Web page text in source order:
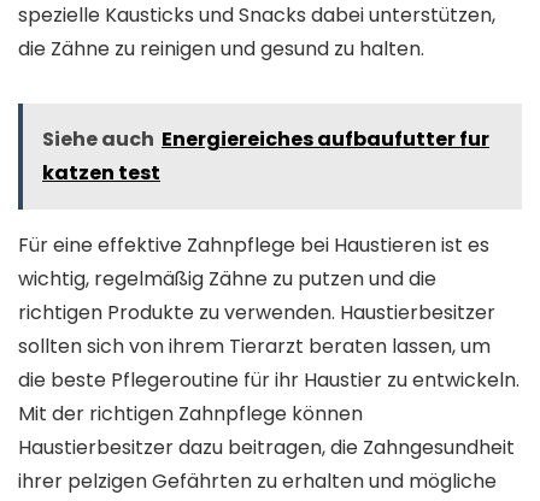
spezielle Kausticks und Snacks dabei unterstützen,
die Zähne zu reinigen und gesund zu halten.
Siehe auch Energiereiches aufbaufutter fur
katzen test
Für eine effektive Zahnpflege bei Haustieren ist es
wichtig, regelmäßig Zähne zu putzen und die
richtigen Produkte zu verwenden. Haustierbesitzer
sollten sich von ihrem Tierarzt beraten lassen, um
die beste Pflegeroutine für ihr Haustier zu entwickeln.
Mit der richtigen Zahnpflege können
Haustierbesitzer dazu beitragen, die Zahngesundheit
ihrer pelzigen Gefährten zu erhalten und mögliche